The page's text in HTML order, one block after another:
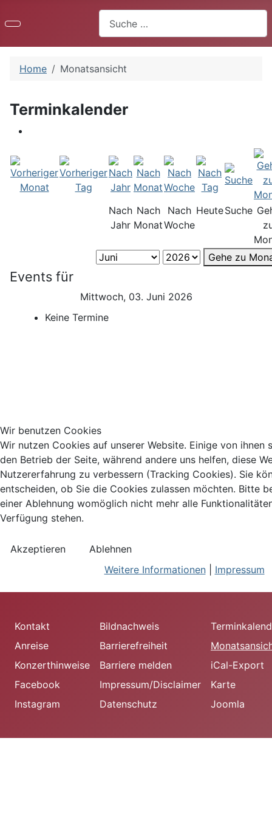
Home Monatsansicht
Terminkalender
Nach
Jahr
Nach
Monat
Nach
Woche
HeuteSuche
Gehe zu
Events für
Mittwoch, 03. Juni 2026
Keine Termine
Kontakt
Anreise
Konzerthinweise
Facebook
Instagram
Bildnachweis
Barrierefreiheit
Barriere melden
Impressum/Disclaimer
Datenschutz
iCal-Export
Karte
Joomla
Wir benutzen Cookies
Wir nutzen Cookies auf unserer Website. Einige von ihnen
den Betrieb der Seite, während andere uns helfen, diese
Nutzererfahrung zu verbessern (Tracking Cookies). Sie
entscheiden, ob Sie die Cookies zulassen möchten. Bitte
einer Ablehnung womöglich nicht mehr alle
Verfügung stehen.
Akzeptieren
Ablehnen
Weitere Informationen| Impressum